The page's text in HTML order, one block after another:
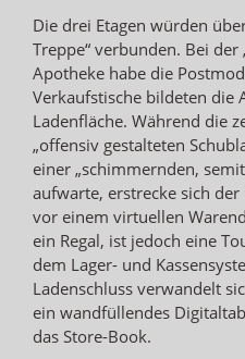
Die drei Etagen würden
Treppe“ verbunden. Bei der
Apotheke habe die
Verkaufstische bildeten die
Ladenfläche. Während die
„offensiv gestalteten
einer „schimmernden,
aufwarte, erstrecke sich
vor einem virtuellen
ein Regal, ist jedoch eine
dem Lager- und
Ladenschluss verwandelt
ein wandfüllendes
das Store-Book.